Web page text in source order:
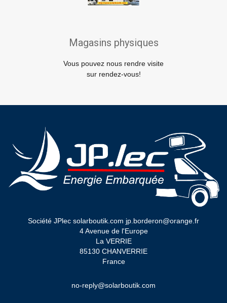
Magasins physiques
Vous pouvez nous rendre visite
sur rendez-vous!
Société JPlec solarboutik.com jp.borderon@orange.fr
4 Avenue de l'Europe
La VERRIE
85130 CHANVERRIE
France
no-reply@solarboutik.com